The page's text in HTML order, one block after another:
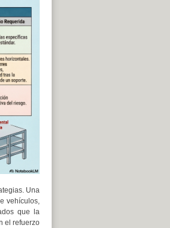
Una
vehículos,
que la
el refuerzo